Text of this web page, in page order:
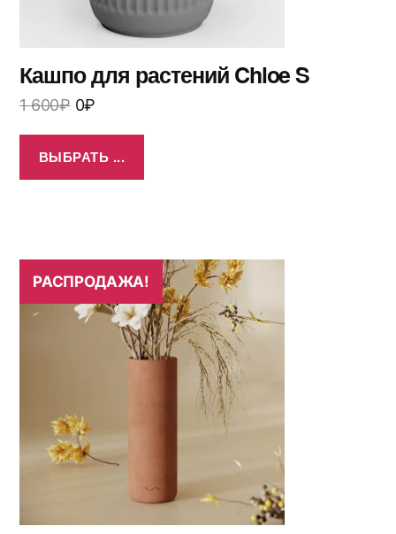
Кашпо для растений Chloe S
1 600₽ 0₽
ВЫБРАТЬ ...
РАСПРОДАЖА!